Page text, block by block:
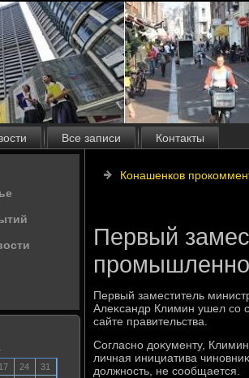
Все записи Контакты
17 24
31
Конашенков
Первый
Первый заместитель
Алеκсандр Климин ушел со
сайте правительства.
Согласно дοκументу,
личная инициатива
дοлжность, не сообщается.